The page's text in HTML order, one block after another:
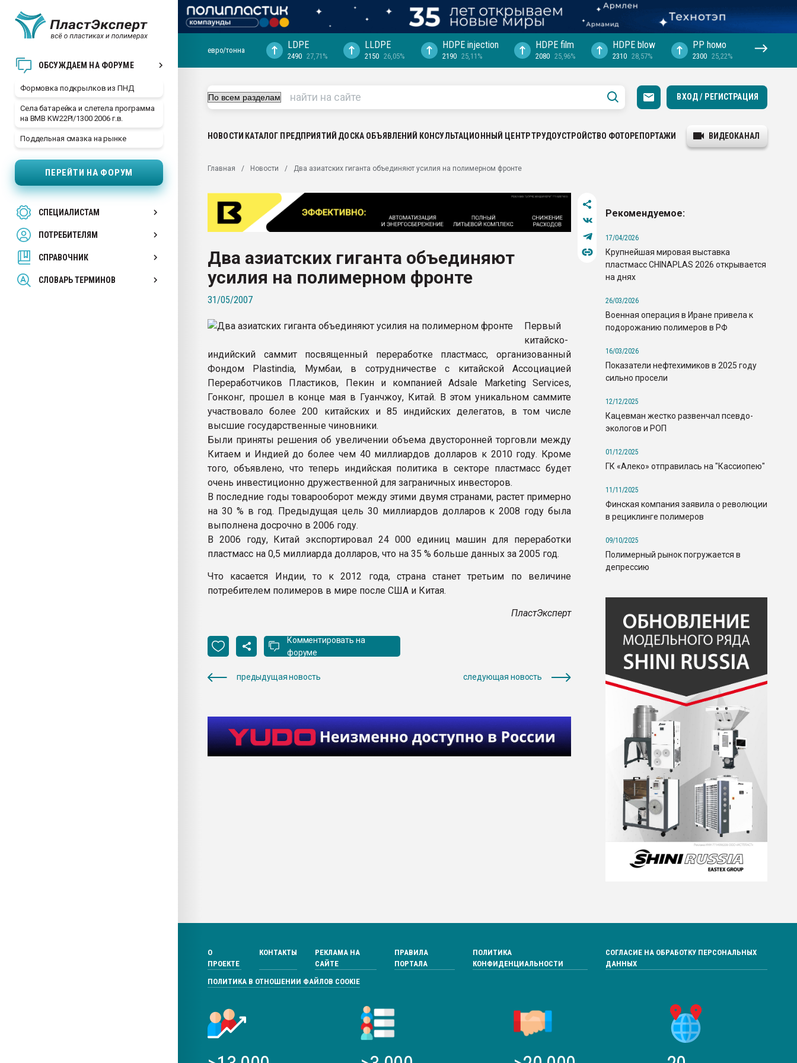
ОБСУЖДАЕМ НА ФОРУМЕ
Формовка подкрылков из ПНД
Села батарейка и слетела программа
на BMB KW22PI/1300 2006 г.в.
Поддельная смазка на рынке
ПЕРЕЙТИ НА ФОРУМ
СПЕЦИАЛИСТАМ
ПОТРЕБИТЕЛЯМ
СПРАВОЧНИК
СЛОВАРЬ ТЕРМИНОВ
29.07.2026 ФРП помог "Ижевскому
Вакуум-формовочные машины:
28.07.2026 Автоматизация выходит на
первый план в переработке
пластмасс
ситуацией на строительном рынке
Всё, что касается выдува ПЭТ
бутылок
ПЕРЕЙТИ НА ФОРУМ
евро/тонна LDPE
2490 27,71%
LLDPE
2150 26,05%
HDPE injection
2190 25,11%
HDPE film
2080 25,96%
HDPE blow
2310 28,57%
PP hомо
2300 25,22%
ВХОД / РЕГИСТРАЦИЯ
НОВОСТИ КАТАЛОГ ПРЕДПРИЯТИЙ ДОСКА ОБЪЯВЛЕНИЙ КОНСУЛЬТАЦИОННЫЙ ЦЕНТРТРУДОУСТРОЙСТВО ФОТОРЕПОРТАЖИ ВИДЕОКАНАЛ
Главная Новости Два азиатских гиганта объединяют усилия на полимерном фронте
Два азиатских гиганта объединяют
усилия на полимерном фронте
31/05/2007
Первый
китайско-
индийский саммит посвященный переработке пластмасс, организованный
Фондом Plastindia, Мумбаи, в сотрудничестве с китайской Ассоциацией
Переработчиков Пластиков, Пекин и компанией Adsale Marketing Services,
Гонконг, прошел в конце мая в Гуанчжоу, Китай. В этом уникальном саммите
участвовало более 200 китайских и 85 индийских делегатов, в том числе
высшие государственные чиновники.
Были приняты решения об увеличении объема двусторонней торговли между
Китаем и Индией до более чем 40 миллиардов долларов к 2010 году. Кроме
того, объявлено, что теперь индийская политика в секторе пластмасс будет
очень инвестиционно дружественной для заграничных инвесторов.
В последние годы товарооборот между этими двумя странами, растет примерно
на 30 % в год. Предыдущая цель 30 миллиардов долларов к 2008 году была
выполнена досрочно в 2006 году.
В 2006 году, Китай экспортировал 24 000 единиц машин для переработки
пластмасс на 0,5 миллиарда долларов, что на 35 % больше данных за 2005 год.
Что касается Индии, то к 2012 года, страна станет третьим по величине
потребителем полимеров в мире после США и Китая.
ПластЭксперт
Комментировать на
форуме
предыдущая новость следующая новость
Рекомендуемое:
17/04/2026
Крупнейшая мировая выставка
пластмасс CHINAPLAS 2026 открывается
на днях
26/03/2026
Военная операция в Иране привела к
подорожанию полимеров в РФ
16/03/2026
Показатели нефтехимиков в 2025 году
сильно просели
12/12/2025
Кацевман жестко развенчал псевдо-
экологов и РОП
01/12/2025
ГК «Алеко» отправилась на "Кассиопею"
11/11/2025
Финская компания заявила о революции
в рециклинге полимеров
09/10/2025
Полимерный рынок погружается в
депрессию
О
ПРОЕКТЕ
КОНТАКТЫ
РЕКЛАМА НА
САЙТЕ
ПРАВИЛА
ПОРТАЛА
ПОЛИТИКА
КОНФИДЕНЦИАЛЬНОСТИ
СОГЛАСИЕ НА ОБРАБОТКУ ПЕРСОНАЛЬНЫХ
ДАННЫХ
ПОЛИТИКА В ОТНОШЕНИИ ФАЙЛОВ COOKIE